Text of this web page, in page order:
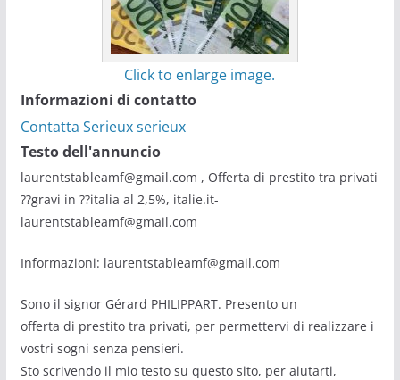
Click to enlarge image.
Informazioni di contatto
Contatta Serieux serieux
Testo dell'annuncio
laurentstableamf@gmail.com , Offerta di prestito tra privati
??gravi in ??italia al 2,5%, italie.it-
laurentstableamf@gmail.com
Informazioni: laurentstableamf@gmail.com
Sono il signor Gérard PHILIPPART. Presento un
offerta di prestito tra privati, per permettervi di realizzare i
vostri sogni senza pensieri.
Sto scrivendo il mio testo su questo sito, per aiutarti,